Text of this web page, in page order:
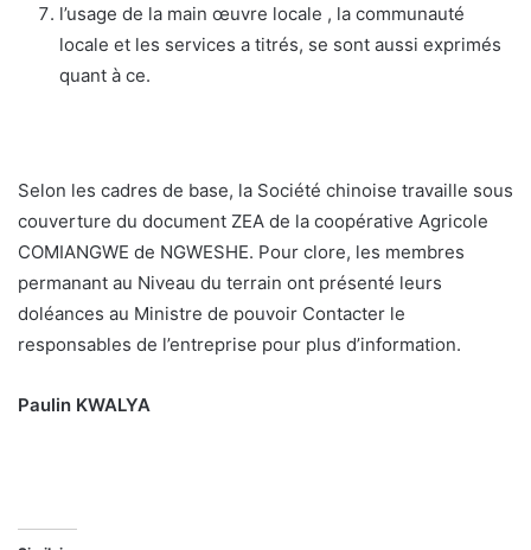
l’usage de la main œuvre locale , la communauté
locale et les services a titrés, se sont aussi exprimés
quant à ce.
Selon les cadres de base, la Société chinoise travaille sous
couverture du document ZEA de la coopérative Agricole
COMIANGWE de NGWESHE. Pour clore, les membres
permanant au Niveau du terrain ont présenté leurs
doléances au Ministre de pouvoir Contacter le
responsables de l’entreprise pour plus d’information.
Paulin KWALYA